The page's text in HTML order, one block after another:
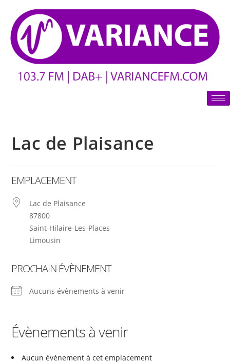
Lac de Plaisance
EMPLACEMENT
Lac de Plaisance
87800
Saint-Hilaire-Les-Places
Limousin
PROCHAIN ÉVÈNEMENT
Aucuns évènements à venir
Évènements à venir
Aucun événement à cet emplacement